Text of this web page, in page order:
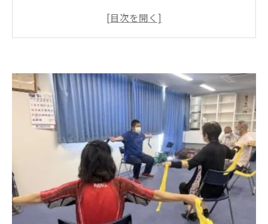
包括支援連携でイベント依頼が増加中
沖縄県内で進む包括支援センターの連携例
地域で広がる包括支援センター連携実践例
介護予防イベントの連携方法徹底解説
笑える体操教室と包括支援の好循環
沖縄県内で注目の連携イベントとは
コラボ依頼が殺到する背景を探る
ご高齢者に笑顔を届ける介護予防イベント
笑いで広がる介護予防イベントの輪